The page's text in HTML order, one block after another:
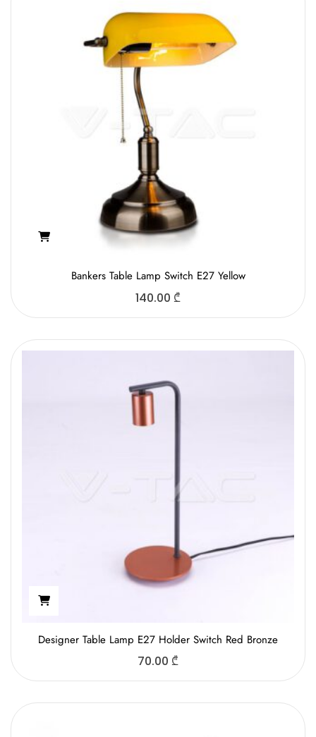
Bankers Table Lamp Switch E27 Yellow
140.00 ₾
Designer Table Lamp E27 Holder Switch Red Bronzе
70.00 ₾